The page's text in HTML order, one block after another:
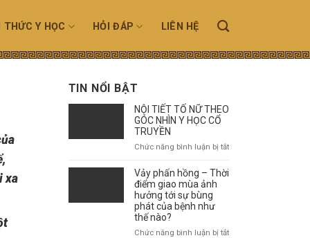
THỨC Y HỌC HỎI ĐÁP LIÊN HỆ
xa
TIN NỔI BẬT
NỘI TIẾT TỐ NỮ THEO
GÓC NHÌN Y HỌC CỔ
TRUYỀN
Chức năng bình luận bị tắtở
TIẾT
NHÌN
Vảy phấn hồng – Thời
điểm giao mùa ảnh
hưởng tới sự bùng
phát của bệnh như
thế nào?
Chức năng bình luận bị tắtở